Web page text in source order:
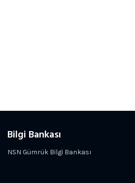
Bilgi Bankası
NSN Gümrük Bilgi Bankası